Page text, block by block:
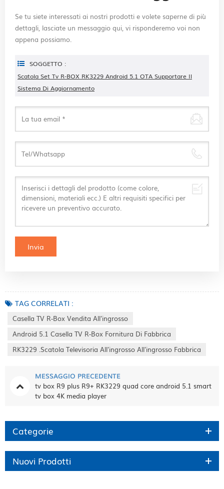
Se tu siete interessati ai nostri prodotti e volete saperne di più
dettagli, lasciate un messaggio qui, vi risponderemo voi non
appena possiamo.
SOGGETTO :
Scatola Set Tv R-BOX RK3229 Android 5.1 OTA Supportare Il
Sistema Di Aggiornamento
TAG CORRELATI :
Casella TV R-Box Vendita All'ingrosso
Android 5.1 Casella TV R-Box Fornitura Di Fabbrica
RK3229 .Scatola Televisoria All'ingrosso All'ingrosso Fabbrica
MESSAGGIO PRECEDENTE
tv box R9 plus R9+ RK3229 quad core android 5.1 smart
tv box 4K media player
Categorie
Nuovi Prodotti